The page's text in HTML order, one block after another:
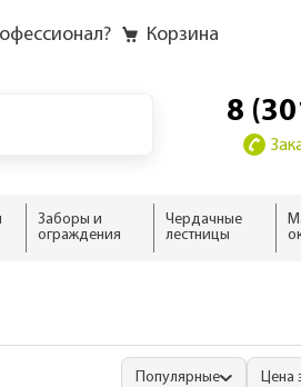
Корзина
8
Заборы и
ограждения
Чердачные
лестницы
Популярные Цена